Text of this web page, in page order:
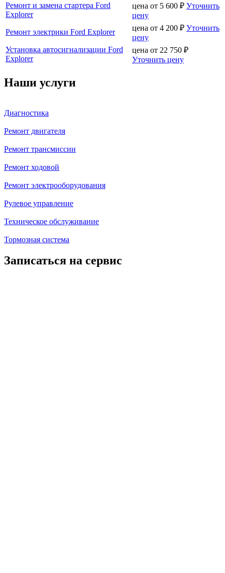
Ремонт и замена стартера Ford
Explorer
цена от 5 600 ₽ Уточнить
цену
Ремонт электрики Ford Explorer
цена от 4 200 ₽ Уточнить
цену
Установка автосигнализации Ford
Explorer
цена от 22 750 ₽
Уточнить цену
Наши услуги
Диагностика
Ремонт двигателя
Ремонт трансмиссии
Ремонт ходовой
Ремонт электрооборудования
Рулевое управление
Техническое обслуживание
Тормозная система
Записаться на сервис